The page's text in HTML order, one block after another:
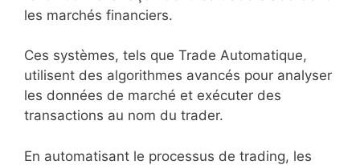
les marchés financiers.
Ces systèmes, tels que Trade Automatique,
utilisent des algorithmes avancés pour analyser
les données de marché et exécuter des
transactions au nom du trader.
En automatisant le processus de trading, les